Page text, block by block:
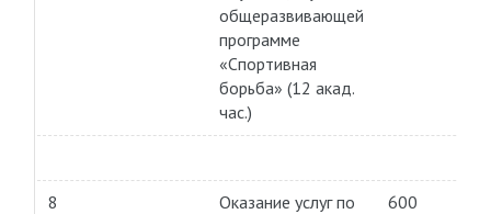
общеразвивающей
программе
«Спортивная
борьба» (12 акад.
час.)
8
Оказание услуг по
600